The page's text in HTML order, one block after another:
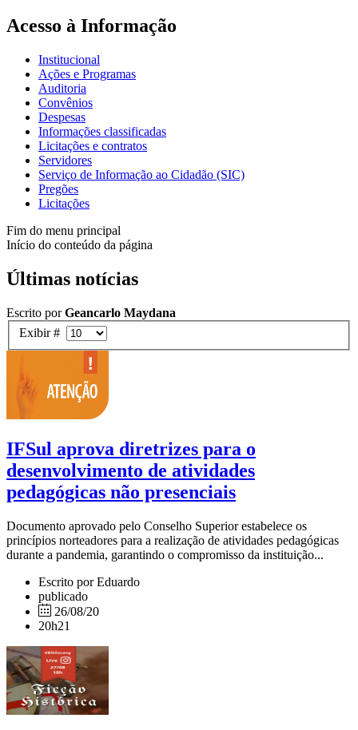
Acesso à Informação
Institucional
Ações e Programas
Auditoria
Convênios
Despesas
Informações classificadas
Licitações e contratos
Servidores
Serviço de Informação ao Cidadão (SIC)
Pregões
Licitações
Fim do menu principal
Início do conteúdo da página
Últimas notícias
Escrito porGeancarlo Maydana
Exibir #
IFSul aprova diretrizes para o
desenvolvimento de atividades
pedagógicas não presenciais
Documento aprovado pelo Conselho Superior estabelece os
princípios norteadores para a realização de atividades pedagógicas
durante a pandemia, garantindo o compromisso da instituição...
Escrito por Eduardo
publicado
26/08/20
20h21